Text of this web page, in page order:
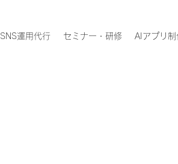
SNS運用代行 セミナー・研修 AIアプリ制